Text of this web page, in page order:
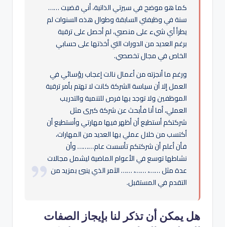
كما هو موضح في سيرتي الذاتية، أني قضيت ……
سنة في وظيفتي السابقة وطوال هذه السنوات لم
يطرأ أي شيء على منصبي، لم أحصل على ترقية
برغم العديد من الدورات التي أخذتها على حسابي
الخاص في مجال تخصصي.
ورغم ما أنجزته من أعمال نالت إعجاب رؤسائي في
العمل إلا أن سياسة الشركة كانت لا تهتم بأمر ترقية
الموظفين ولا توجد بها فرص للتنمية والتدريب
العملي، أما أنا فأبحث عن شركة كبرى مثل
شركتكم أستطيع أن أظهر فيها مهارتي وأستطيع أن
أكتسب من خلال عملي بها العديد من المهارات،
فأن أعلم أن شركتكم تأسست عام……… وأن
نشاطها توسع في الأعوام الماضية ليشمل مجالات
عدة مثل ……، ……، …… الآمر الذي ينبئ بمزيد من
التقدم في المستقبل.
هل يمكن أن تذكر لنا بإيجاز الصفات